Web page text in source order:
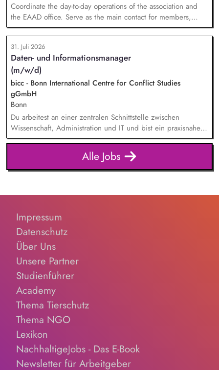
Coordinate the day-to-day operations of the association and
the EAAD office. Serve as the main contact for members,
partners and general enquiries. Support the Board of
Directors by organising meetings, preparing documents and
following up on decisions. Coordinate the association's
website, newsletters and social media. Support awareness
campaigns and communication activities. Coordinate and
devel...
31. Juli 2026
Daten- und Informationsmanager
(m/w/d)
bicc - Bonn International Centre for Conflict Studies
gGmbH
Bonn
Du arbeitest an einer zentralen Schnittstelle zwischen
Wissenschaft, Administration und IT und bist ein praxisnaher
Allrounder in den verschiedenen Themenbereichen. In dieser
Rolle betreust Du unsere Bibliothek, entwickelst unser
Forschungsinformationssystem (FIS) und das institutionelle
Forschungsdatenmanagement (FDM) weiter. Du sicherst die
Alle Jobs
Impressum
Datenschutz
Über Uns
Unsere Partner
Studienführer
Academy
Thema Tierschutz
Thema NGO
Lexikon
NachhaltigeJobs - Das E-Book
Newsletter für Arbeitgeber